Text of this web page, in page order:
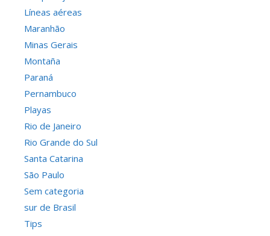
Líneas aéreas
Maranhão
Minas Gerais
Montaña
Paraná
Pernambuco
Playas
Rio de Janeiro
Rio Grande do Sul
Santa Catarina
São Paulo
Sem categoria
sur de Brasil
Tips